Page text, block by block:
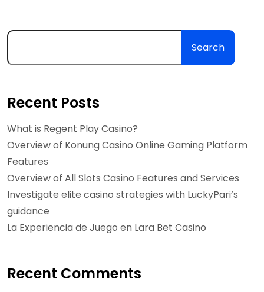
Search
Recent Posts
What is Regent Play Casino?
Overview of Konung Casino Online Gaming Platform
Features
Overview of All Slots Casino Features and Services
Investigate elite casino strategies with LuckyPari’s
guidance
La Experiencia de Juego en Lara Bet Casino
Recent Comments